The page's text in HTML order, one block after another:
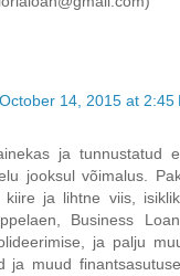
October 14, 2015 at 2:45
ja tunnustatud
jooksul võimalus.
kiire ja lihtne viis,
Business
ja palju
ja muud